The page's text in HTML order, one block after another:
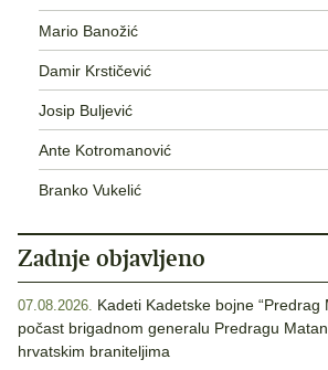
Mario Banožić
Damir Krstičević
Josip Buljević
Ante Kotromanović
Branko Vukelić
Zadnje objavljeno
07.08.2026. Kadeti Kadetske bojne “Predrag
počast brigadnom generalu Predragu
hrvatskim braniteljima